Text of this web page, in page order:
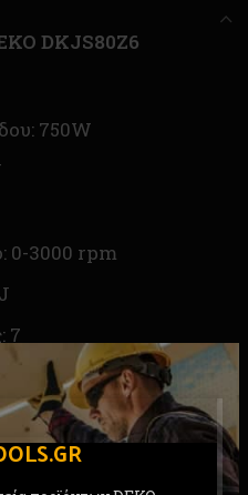
DKJS80Z6
750W
0-3000 rpm
7
Χάλυβας/Σκυρόδεμα:
1 τεμ. κλειδί,